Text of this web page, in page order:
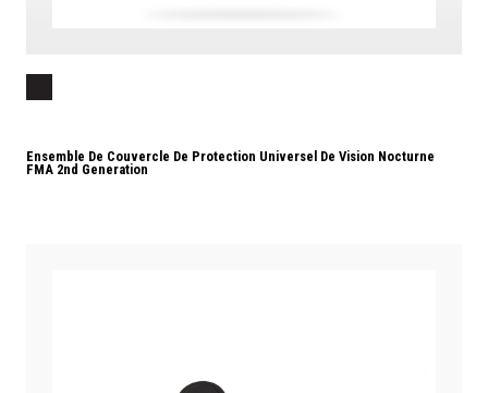
Ensemble De Couvercle De Protection Universel De Vision Nocturne
FMA 2nd Generation